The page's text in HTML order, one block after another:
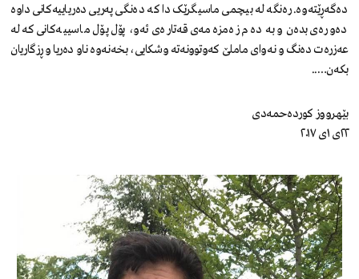
دەگەڕێتەوە. رەنگە لە بیچمی ماسیگرێک دا کە دەنگی پەریی دەریاییەکانی داوە
دەورەی بدەن و بە دەم زەمزەمەی قەتارەی ئەو، پۆل پۆل ماسییەکانی کە لە
عەزرەت دەنگ و نەوای ماملێ کەوتوونەتە وشکایی، بخەنەوە ناو دەریا و ڕزگاریان
بکەن…..
بێهرووز کوردەحمەدی
٢٢ی ١ی ٢٠١٧